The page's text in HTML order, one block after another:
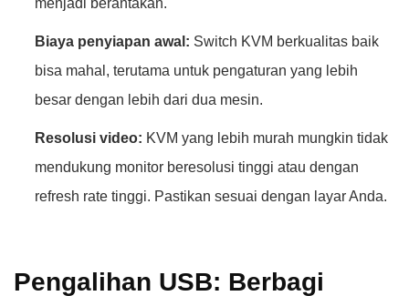
Biaya penyiapan awal: Switch KVM berkualitas baik
bisa mahal, terutama untuk pengaturan yang lebih
besar dengan lebih dari dua mesin.
Resolusi video: KVM yang lebih murah mungkin tidak
mendukung monitor beresolusi tinggi atau dengan
refresh rate tinggi. Pastikan sesuai dengan layar Anda.
Pengalihan USB: Berbagi